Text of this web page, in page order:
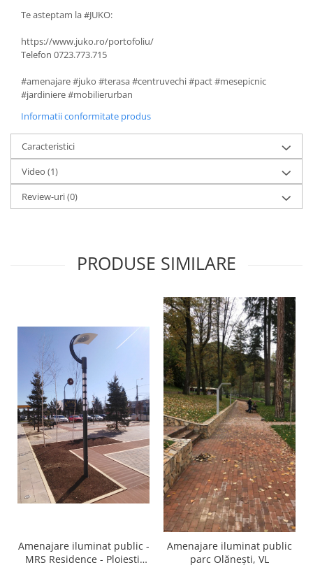
Te asteptam la #JUKO:
https://www.juko.ro/portofoliu/
Telefon 0723.773.715
#amenajare #juko #terasa #centruvechi #pact #mesepicnic
#jardiniere #mobilierurban
Informatii conformitate produs
Caracteristici
Video (1)
Review-uri(0)
PRODUSE SIMILARE
Amenajare iluminat public -
MRS Residence - Ploiesti,
Amenajare iluminat public
parc Olănești, VL